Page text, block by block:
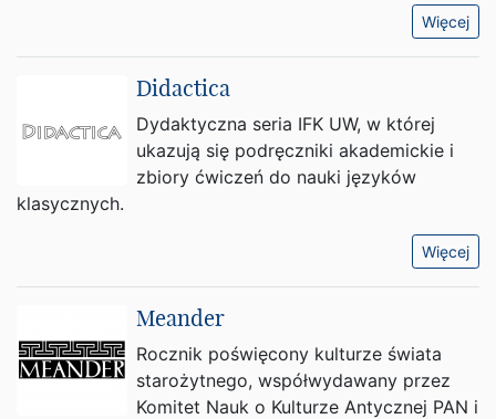
Więcej
Didactica
Dydaktyczna seria IFK UW, w której
ukazują się podręczniki akademickie i
zbiory ćwiczeń do nauki języków
klasycznych.
Więcej
Meander
Rocznik poświęcony kulturze świata
starożytnego, współwydawany przez
Komitet Nauk o Kulturze Antycznej PAN i